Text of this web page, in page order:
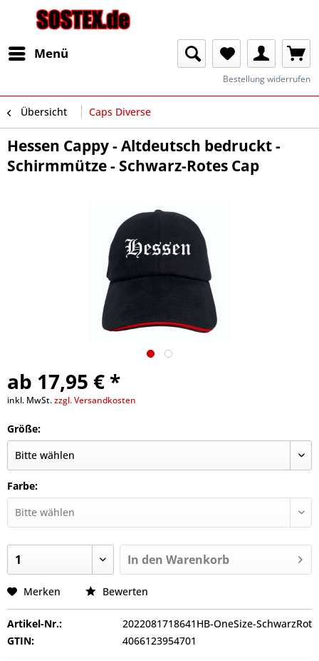
Menü
Bestellung widerrufen
Übersicht Caps Diverse
Hessen Cappy - Altdeutsch bedruckt -
Schirmmütze - Schwarz-Rotes Cap
ab 17,95 € *
inkl. MwSt.zzgl. Versandkosten
Größe:
Farbe:
In den Warenkorb
Merken Bewerten
Artikel-Nr.:
2022081718641HB-OneSize-SchwarzRot
GTIN:
4066123954701